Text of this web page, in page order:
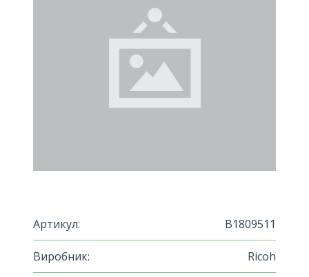
Артикул: B1809511
Виробник: Ricoh